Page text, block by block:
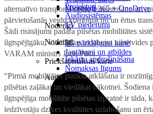
Microsoft 365 + OneDrive
Noderīgi
5G pārklājuma karte
Jautājumi un atbildes
Priekšapmaksas karte
Projektori
Audiosistēmas
TV piederumi
Noderīgi
Iekārtu apdrošināšana
Nomaksas līgums
Audio
alternatīvo transporta veidu izmantošanu un
pārvietošanās veidu kombināciju un ērtus
Šādi risinājumi padara pilsētas mobilitātes
ilgtspējīgāku, vienlaikus uzlabojot pilsētvides
VARAM ministrs Juris Pūce.
“Pirmā mobilitātes punkta atklāšana ir
pilsētas zaļākai un viedākai nākotnei.
ilgtspējīga mobilitāte pilsētas izpratnē ir tāda,
iedzīvotāju dzīves kvalitātes uzlabošanu un